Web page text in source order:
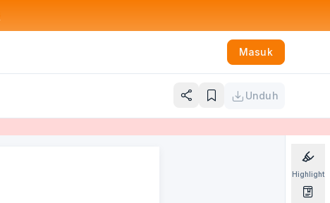
Masuk
Unduh
Highlight